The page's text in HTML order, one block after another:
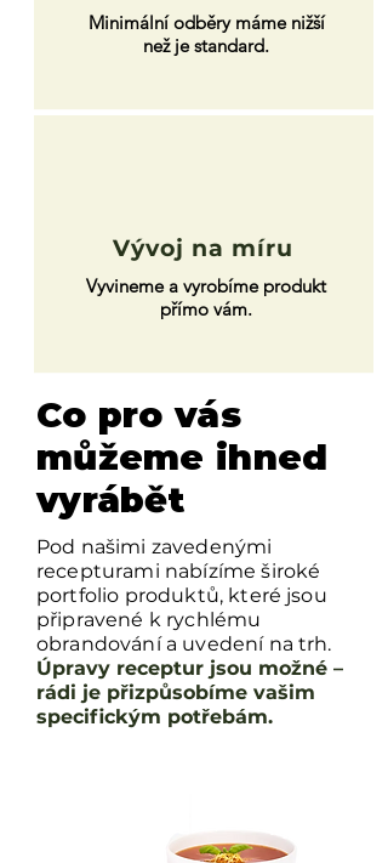
Minimální odběry máme nižší
než je standard.
Vývoj na míru
Vyvineme a vyrobíme produkt
přímo vám.
Co pro vás
můžeme ihned
vyrábět
Pod našimi zavedenými
recepturami nabízíme široké
portfolio produktů, které jsou
připravené k rychlému
obrandování a uvedení na trh.
Úpravy receptur jsou možné –
rádi je přizpůsobíme vašim
specifickým potřebám.